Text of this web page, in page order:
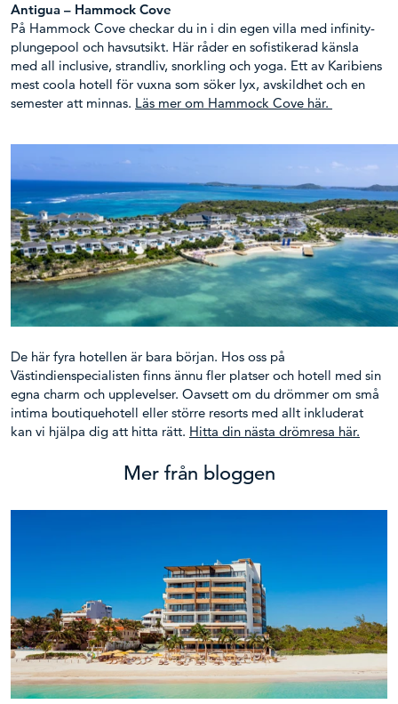
Antigua – Hammock Cove
På Hammock Cove checkar du in i din egen villa med infinity-
plungepool och havsutsikt. Här råder en sofistikerad känsla
med all inclusive, strandliv, snorkling och yoga. Ett av Karibiens
mest coola hotell för vuxna som söker lyx, avskildhet och en
semester att minnas. Läs mer om Hammock Cove här.
De här fyra hotellen är bara början. Hos oss på
Västindienspecialisten finns ännu fler platser och hotell med sin
egna charm och upplevelser. Oavsett om du drömmer om små
intima boutiquehotell eller större resorts med allt inkluderat
kan vi hjälpa dig att hitta rätt. Hitta din nästa drömresa här.
Mer från bloggen